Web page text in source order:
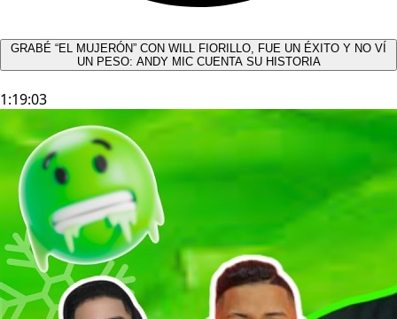
GRABÉ “EL MUJERÓN” CON WILL FIORILLO, FUE UN ÉXITO Y NO VÍ
UN PESO: ANDY MIC CUENTA SU HISTORIA
1:19:03